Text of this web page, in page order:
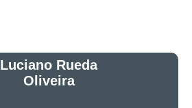
Luciano Rueda
Oliveira